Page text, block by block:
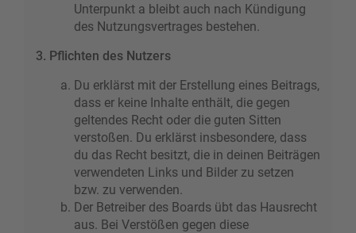
Unterpunkt a bleibt auch nach Kündigung
des Nutzungsvertrages bestehen.
3. Pflichten des Nutzers
Du erklärst mit der Erstellung eines Beitrags,
dass er keine Inhalte enthält, die gegen
geltendes Recht oder die guten Sitten
verstoßen. Du erklärst insbesondere, dass
du das Recht besitzt, die in deinen Beiträgen
verwendeten Links und Bilder zu setzen
bzw. zu verwenden.
Der Betreiber des Boards übt das Hausrecht
aus. Bei Verstößen gegen diese